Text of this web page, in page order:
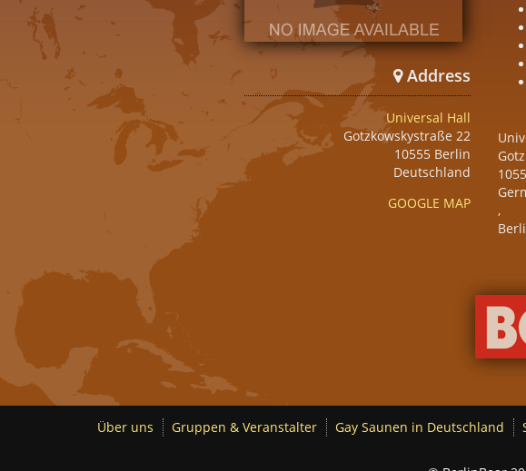
Address
Universal Hall
Gotzkowskystraße 22
10555 Berlin
Deutschland
GOOGLE MAP
,
Über uns Gruppen & Veranstalter Gay Saunen in Deutschland